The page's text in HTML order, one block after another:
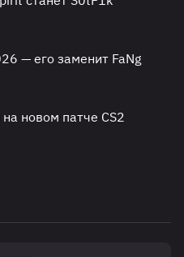
— его заменит FaNg
новом патче CS2